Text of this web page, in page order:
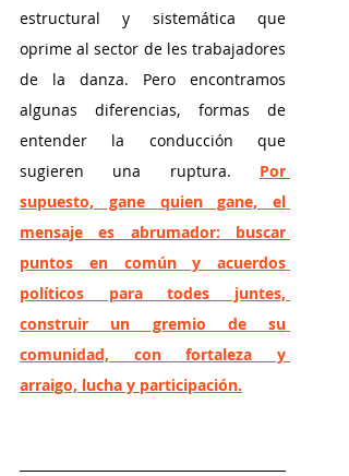
estructural y sistemática que
oprime al sector de les trabajadores
de la danza. Pero encontramos
algunas diferencias, formas de
entender la conducción que
sugieren una ruptura.
Por
supuesto, gane quien gane, el
mensaje es abrumador: buscar
puntos en común y acuerdos
políticos para todes juntes,
construir un gremio de su
comunidad, con fortaleza y
arraigo, lucha y participación.